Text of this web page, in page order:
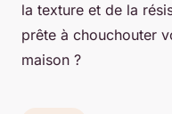
la texture et de la
prête à chouchouter
maison ?